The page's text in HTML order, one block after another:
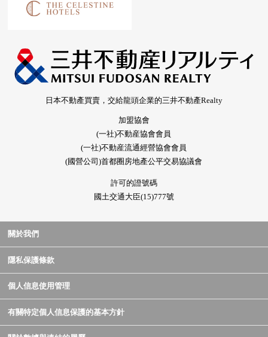
日本不動產買賣，交給龍頭企業的三井不動產Realty
加盟協會
(一社)不動産協會會員
(一社)不動産流通經營協會會員
(國營公司)首都圈房地產公平交易協議會
許可的證號碼
國土交通大臣(15)777號
關於我們
隱私保護條款
個人信息使用管理
有關特定個人信息保護的基本方針